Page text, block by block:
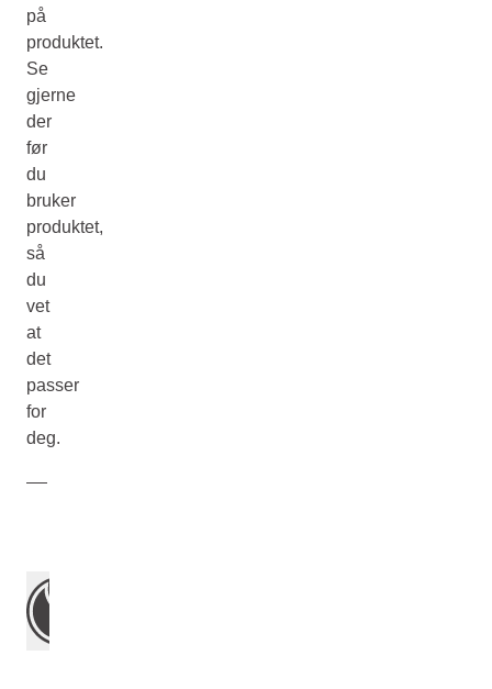
på
produktet.
Se
gjerne
der
før
du
bruker
produktet,
så
du
vet
at
det
passer
for
deg.